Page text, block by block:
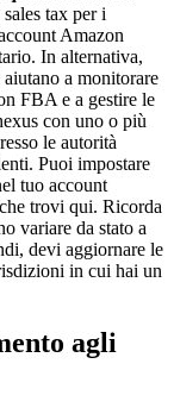
tax per i
Amazon
In alternativa,
a monitorare
FBA e a gestire le
con uno o più
le autorità
Puoi impostare
tuo account
trovi qui. Ricorda
variare da stato a
devi aggiornare le
in cui hai un
agli